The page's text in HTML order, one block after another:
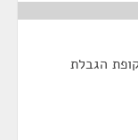
הגבלת